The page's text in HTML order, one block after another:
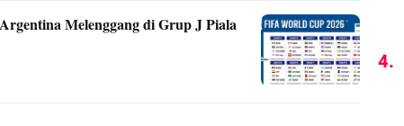
Melenggang di Grup J Piala
4.